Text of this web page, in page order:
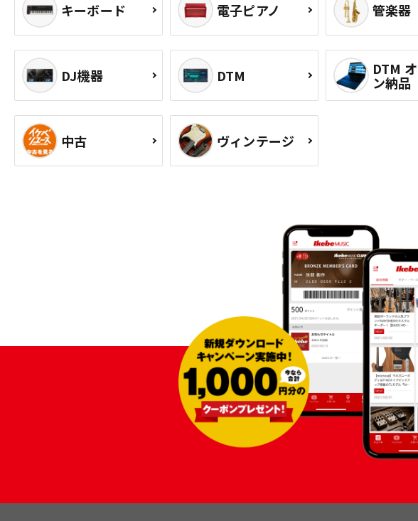
キーボード 電子ピアノ 管楽器
DJ機器 DTM DTM
ン納品
中古 ヴィンテージ